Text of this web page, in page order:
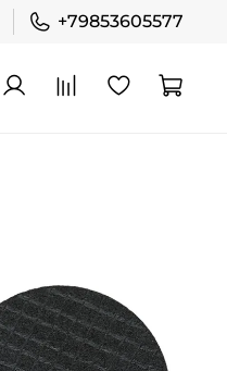
+79853605577